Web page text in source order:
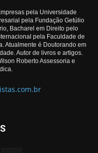
pela Universidade
pela Fundação Getúlio
Bacharel em Direito pelo
pela Faculdade de
Atualmente é Doutorando em
Autor de livros e artigos.
Roberto Assessoria e